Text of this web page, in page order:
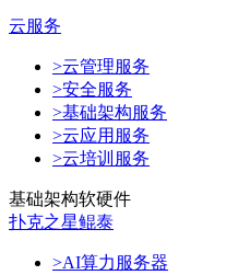
云服务
>云管理服务
>安全服务
>基础架构服务
>云应用服务
>云培训服务
基础架构软硬件
扑克之星鲲泰
>AI算力服务器